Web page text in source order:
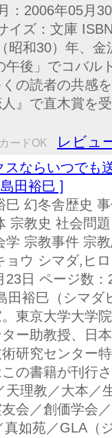
：2006年05月
イズ：文庫
昭和30）年、
午後」でコバ
の読者の共感
』で直木賞を
ードOK レビュ
スならいつで
田裕巳 ]
巳 幻冬舎歴史
宗教史 社会問
学 宗教事件 宗
ョウ シマダ,ヒ
23日 ページ数
田裕巳（シマ
東京大学大学
ー助教授、日
研究センター
の書籍が刊行
天理教／大本／
会／創価学会
真如苑／GLA（